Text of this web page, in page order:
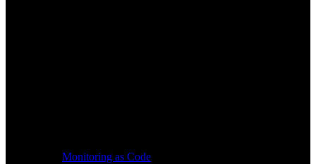
Monitoring as Code